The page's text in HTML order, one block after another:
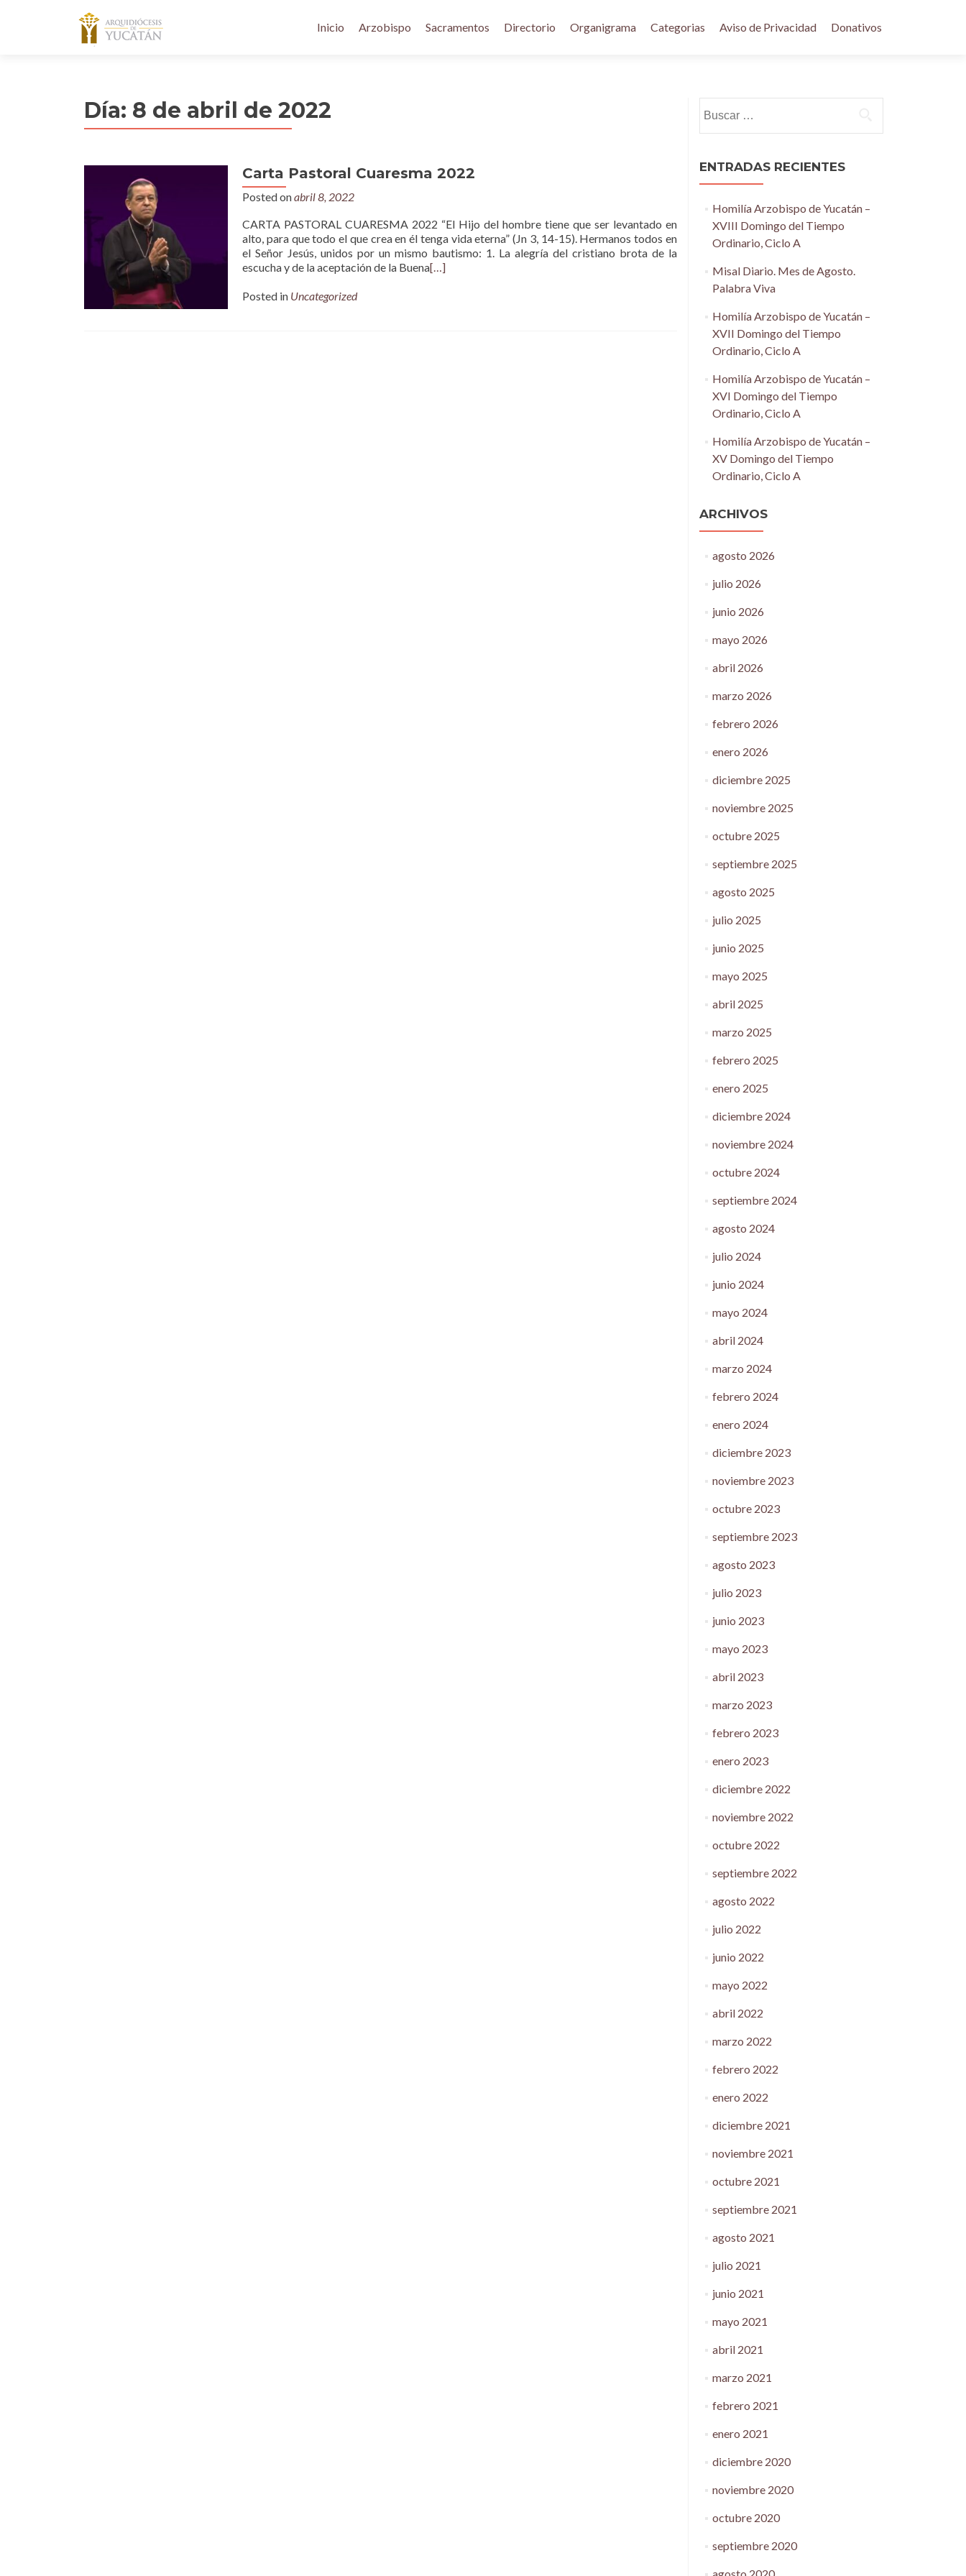
Inicio Arzobispo Sacramentos Directorio Organigrama Categorias Aviso de Privacidad Donativos
Día: 8 de abril de 2022
Carta Pastoral Cuaresma 2022
Posted onabril 8, 2022
CARTA PASTORAL CUARESMA 2022 “El Hijo del hombre tiene que ser levantado en
alto, para que todo el que crea en él tenga vida eterna” (Jn 3, 14-15). Hermanos todos en
el Señor Jesús, unidos por un mismo bautismo: 1. La alegría del cristiano brota de la
escucha y de la aceptación de la Buena[…]
Posted in Uncategorized
ENTRADAS RECIENTES
Homilía Arzobispo de Yucatán –
XVIII Domingo del Tiempo
Ordinario, Ciclo A
Misal Diario. Mes de Agosto.
Palabra Viva
Homilía Arzobispo de Yucatán –
XVII Domingo del Tiempo
Ordinario, Ciclo A
Homilía Arzobispo de Yucatán –
XVI Domingo del Tiempo
Ordinario, Ciclo A
Homilía Arzobispo de Yucatán –
XV Domingo del Tiempo
Ordinario, Ciclo A
ARCHIVOS
agosto 2026
julio 2026
junio 2026
mayo 2026
abril 2026
marzo 2026
febrero 2026
enero 2026
diciembre 2025
noviembre 2025
octubre 2025
septiembre 2025
agosto 2025
julio 2025
junio 2025
mayo 2025
abril 2025
marzo 2025
febrero 2025
enero 2025
diciembre 2024
noviembre 2024
octubre 2024
septiembre 2024
agosto 2024
julio 2024
junio 2024
mayo 2024
abril 2024
marzo 2024
febrero 2024
enero 2024
diciembre 2023
noviembre 2023
octubre 2023
septiembre 2023
agosto 2023
julio 2023
junio 2023
mayo 2023
abril 2023
marzo 2023
febrero 2023
enero 2023
diciembre 2022
noviembre 2022
octubre 2022
septiembre 2022
agosto 2022
julio 2022
junio 2022
mayo 2022
abril 2022
marzo 2022
febrero 2022
enero 2022
diciembre 2021
noviembre 2021
octubre 2021
septiembre 2021
agosto 2021
julio 2021
junio 2021
mayo 2021
abril 2021
marzo 2021
febrero 2021
enero 2021
diciembre 2020
noviembre 2020
octubre 2020
septiembre 2020